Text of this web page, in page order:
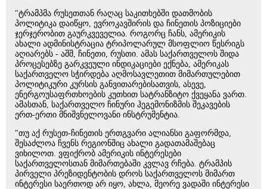
"ტრამპმა რუსეთთან რაღაც საკითხებში დათმობის
პოლიტიკა დაიწყო, ევროკავშირის და ჩინეთის პოზიციები
ჯერჯერობით გაურკვეველია. როგორც ჩანს, ამერიკის
ახალი ადმინისტრაცია ტრიპოლარულ მსოფლიო წესრიგს
აღიარებს - აშშ, ჩინეთი, რუსთი. ამას საქართველოს შიდა
პროცესებზე გარკვეული ინდიკაციები ექნება, ამერიკას
საქართველო სჭირდება აღმოსავლეთით მიმართულებით
პოლიტიკური კურსის განვითარებისათვის, ასევე,
ენერგოუსაფრთხოების კუთხით სატრანზიტო ქვეყანა ვართ.
ამასთან, საქართველო ჩინური ჰეგემონიზმის შეკავების
ერთ-ერთი მნიშვნელოვანი ინსტრუმენტია.
"თუ აქ რუსეთ-ჩინეთის ერთგვარი ალიანსი გაფორმდა,
შესაძლოა ჩვენს რეგიონშიც ახალი გადათამაშებაც
ვიხილოთ. ვფიქრობ ამერიკის ინტერესები
საქართველოსთან მიმართებაში კვლავ რჩება. ტრამპის
პირველი პრეზიდენტობის დროს საქართველოს მიმართ
ინტერესი საერთოდ არ იყო, ახლა, მეორე ვადაში ინტერესი